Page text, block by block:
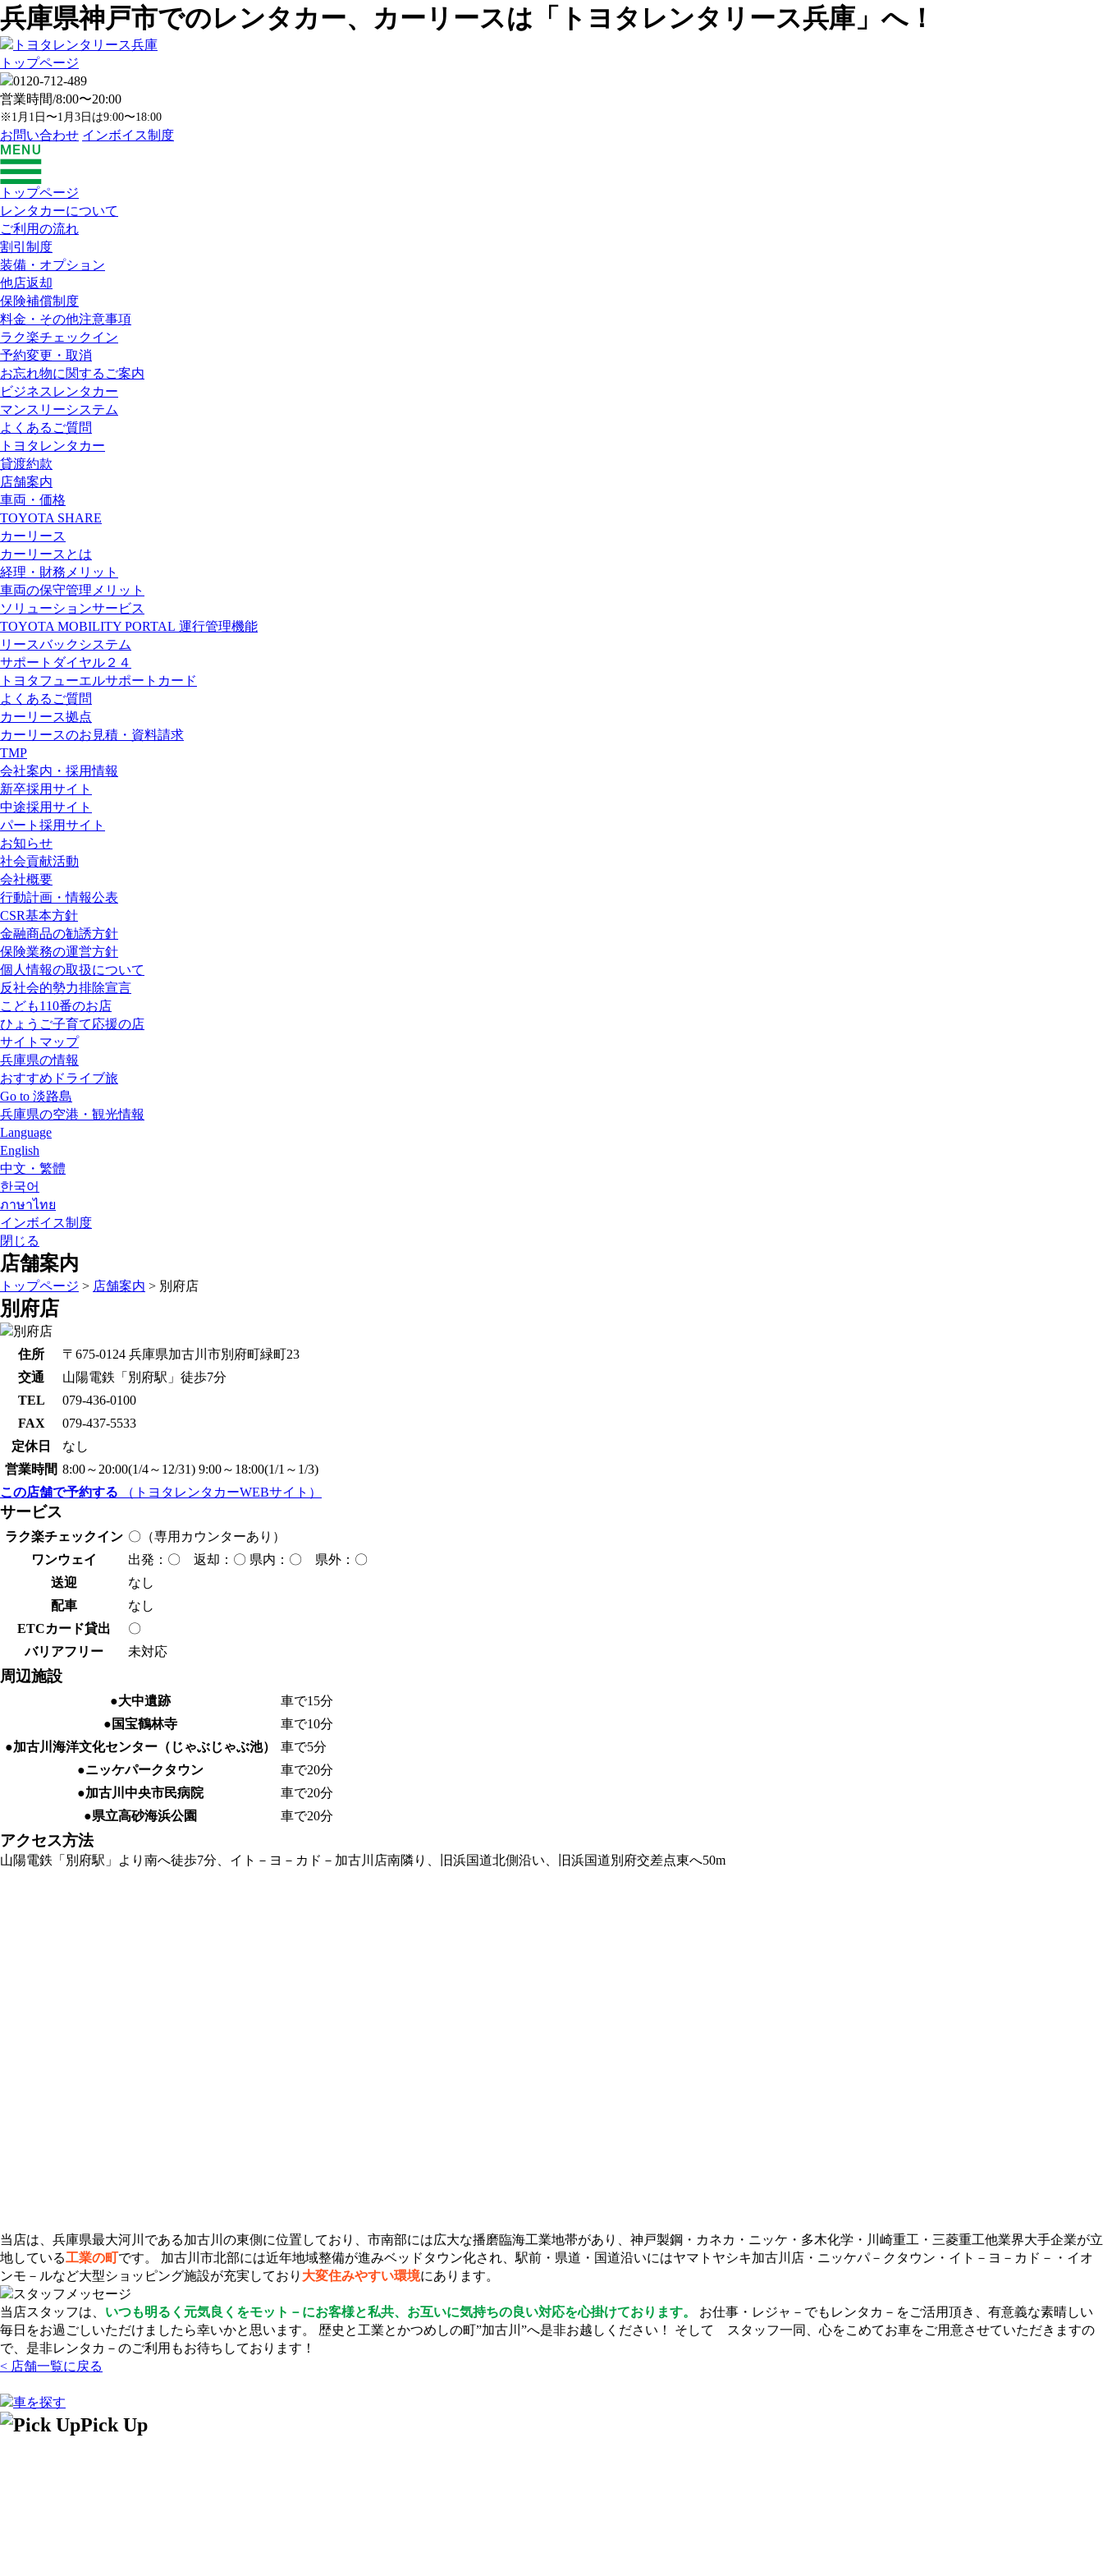
兵庫県神戸市でのレンタカー、カーリースは「トヨタレンタリース兵庫」へ！
トップページ
営業時間/8:00〜20:00
※1月1日〜1月3日は9:00〜18:00
お問い合わせ インボイス制度
トップページ
レンタカーについて
ご利用の流れ
割引制度
装備・オプション
他店返却
保険補償制度
料金・その他注意事項
ラク楽チェックイン
予約変更・取消
お忘れ物に関するご案内
ビジネスレンタカー
マンスリーシステム
よくあるご質問
トヨタレンタカー
貸渡約款
店舗案内
車両・価格
TOYOTA SHARE
カーリース
カーリースとは
経理・財務メリット
車両の保守管理メリット
ソリューションサービス
TOYOTA MOBILITY PORTAL 運行管理機能
リースバックシステム
サポートダイヤル２４
トヨタフューエルサポートカード
よくあるご質問
カーリース拠点
カーリースのお見積・資料請求
TMP
会社案内・採用情報
新卒採用サイト
中途採用サイト
パート採用サイト
お知らせ
社会貢献活動
会社概要
行動計画・情報公表
CSR基本方針
金融商品の勧誘方針
保険業務の運営方針
個人情報の取扱について
反社会的勢力排除宣言
こども110番のお店
ひょうご子育て応援の店
サイトマップ
兵庫県の情報
おすすめドライブ旅
Go to 淡路島
兵庫県の空港・観光情報
Language
English
中文・繁體
한국어
ภาษาไทย
インボイス制度
閉じる
店舗案内
トップページ > 店舗案内 > 別府店
別府店
住所
〒675-0124 兵庫県加古川市別府町緑町23
交通
山陽電鉄「別府駅」徒歩7分
TEL
079-436-0100
FAX
079-437-5533
定休日
なし
営業時間 8:00～20:00(1/4～12/31) 9:00～18:00(1/1～1/3)
この店舗で予約する （トヨタレンタカーWEBサイト）
サービス
ラク楽チェックイン 〇（専用カウンターあり）
ワンウェイ
出発：〇 返却：〇 県内：〇 県外：〇
送迎
なし
配車
なし
ETCカード貸出
〇
バリアフリー
未対応
周辺施設
●大中遺跡
車で15分
●国宝鶴林寺
車で10分
●加古川海洋文化センター（じゃぶじゃぶ池）
車で5分
●ニッケパークタウン
車で20分
●加古川中央市民病院
車で20分
●県立高砂海浜公園
車で20分
アクセス方法
山陽電鉄「別府駅」より南へ徒歩7分、イト－ヨ－カド－加古川店南隣り、旧浜国道北側沿い、旧浜国道別府交差点東へ50m
当店は、兵庫県最大河川である加古川の東側に位置しており、市南部には広大な播磨臨海工業地帯があり、神戸製鋼・カネカ・ニッケ・多木化学・川崎重工・三菱重工他業界大手企業が立
地している工業の町です。 加古川市北部には近年地域整備が進みベッドタウン化され、駅前・県道・国道沿いにはヤマトヤシキ加古川店・ニッケパ－クタウン・イト－ヨ－カド－・イオ
ンモ－ルなど大型ショッピング施設が充実しており 大変住みやすい環境にあります。
当店スタッフは、 いつも明るく元気良くをモット－にお客様と私共、お互いに気持ちの良い対応を心掛けております。
お仕事・レジャ－でもレンタカ－をご活用頂き、有意義な素晴しい
毎日をお過ごしいただけましたら幸いかと思います。 歴史と工業とかつめしの町”加古川”へ是非お越しください！ そして スタッフ一同、心をこめてお車をご用意させていただきますの
で、是非レンタカ－のご利用もお待ちしております！
< 店舗一覧に戻る
Pick Up